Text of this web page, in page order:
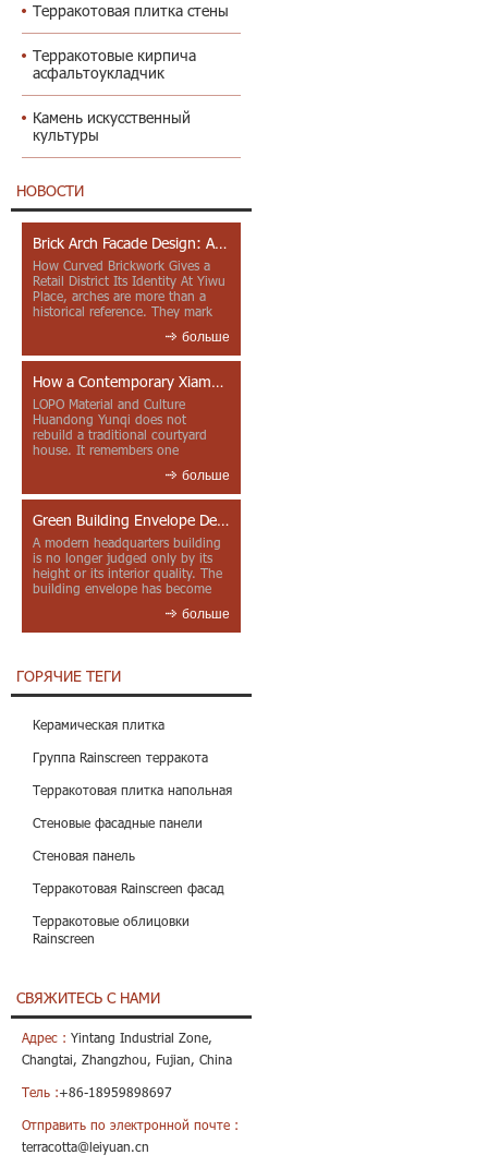
Терракотовая плитка стены
Терракотовые кирпича
асфальтоукладчик
Камень искусственный
культуры
НОВОСТИ
Brick Arch Facade Design: A Closer Look at Yiwu Place
How Curved Brickwork Gives a
Retail District Its Identity At Yiwu
Place, arches are more than a
historical reference. They mark
больше
How a Contemporary Xiamen Project Reframes Minnan Red Brick
LOPO Material and Culture
Huandong Yunqi does not
rebuild a traditional courtyard
house. It remembers one
больше
Green Building Envelope Design: Clay Sunscreen Fins for Modern Headquarters Architecture
A modern headquarters building
is no longer judged only by its
height or its interior quality. The
building envelope has become
больше
ГОРЯЧИЕ ТЕГИ
Керамическая плитка
Группа Rainscreen терракота
Терракотовая плитка напольная
Стеновые фасадные панели
Стеновая панель
Терракотовая Rainscreen фасад
Терракотовые облицовки
Rainscreen
СВЯЖИТЕСЬ С НАМИ
Адрес : Yintang Industrial Zone,
Changtai, Zhangzhou, Fujian, China
Тель :+86-18959898697
Отправить по электронной почте :
terracotta@leiyuan.cn